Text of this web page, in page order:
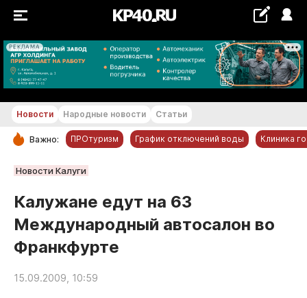
РЕКЛАМА
+20...+21 °С
РУБРИКИ
Новости компаний
Статьи
Народные новости
Авто и транспорт
Новости Народные новости Статьи
Важно: ПРОтуризм График отключений воды Клиника
Новости Калуги
Калужане едут на 63
Международный автосалон во
Франкфурте
15.09.2009, 10:59